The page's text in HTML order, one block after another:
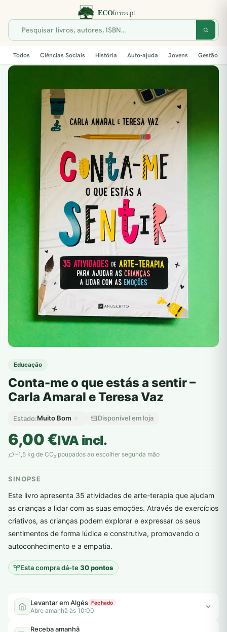
Todos Ciências Sociais História Auto-ajuda Jovens Gestão
Educação
Conta-me o que estás a sentir –
Carla Amaral e Teresa Vaz
Estado:Muito Bom Disponível em loja
6,00€IVA incl.
~1,5 kg de CO2 poupados ao escolher segunda mão
SINOPSE
Este livro apresenta 35 atividades de arte-terapia que ajudam
as crianças a lidar com as suas emoções. Através de exercícios
criativos, as crianças podem explorar e expressar os seus
sentimentos de forma lúdica e construtiva, promovendo o
autoconhecimento e a empatia.
Esta compra dá-te30 pontos
plantar árvores reais
Levantar em Algés Fechado
Abre amanhã às 10:00
Receba amanhã